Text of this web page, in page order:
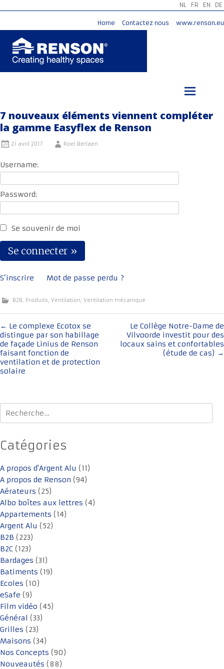
NL FR EN DE
Home Contactez nous www.renson.eu
7 nouveaux éléments viennent compléter
la gamme Easyflex de Renson
21 avril 2017 Roel Berlaen
Username:
Password:
Se souvenir de moi
S’inscrire Mot de passe perdu ?
B2B, Produits, Ventilation, Ventilation mécanique
Navigation
de
l'article
← Le complexe Ecotox se
distingue par son habillage
de façade Linius de Renson
faisant fonction de
ventilation et de protection
solaire
Le Collège Notre-Dame de
Vilvoorde investit pour des
locaux sains et confortables
(étude de cas) →
Rechercher :
Catégories
A propos d'Argent Alu (11)
A propos de Renson (94)
Aérateurs (25)
Albo boîtes aux lettres (4)
Appartements (14)
Argent Alu (52)
B2B (223)
B2C (123)
Bardages (31)
Batiments (19)
Ecoles (10)
eSafe (9)
Film vidéo (45)
Général (33)
Grilles (23)
Maisons (34)
Nos Concepts (90)
Nouveautés (88)